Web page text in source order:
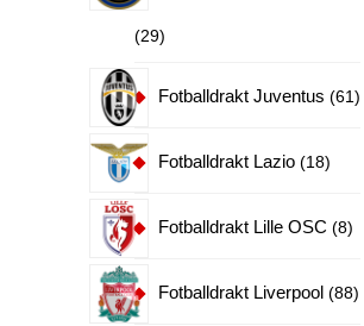
2929
produkter
Fotballdrakt Juventus 6161
Fotballdrakt Lazio 1818
Fotballdrakt Lille OSC 88
Fotballdrakt Liverpool 8888